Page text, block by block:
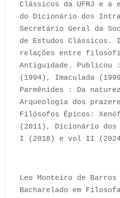
Clássicos da UFRJ e
do Dicionário dos
Secretário Geral da
de Estudos Clássicos.
relações entre
Antiguidade. Publicou
(1994), Imaculada
Parmênides : Da
Arqueologia dos
Filósofos Épicos:
(2011), Dicionário
I (2018) e vol II
Leo Monteiro de
Bacharelado em